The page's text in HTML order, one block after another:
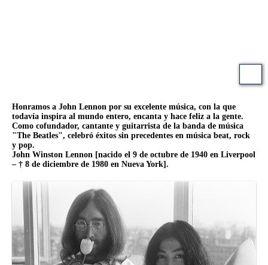
Honramos a John Lennon por su excelente música, con la que
todavía inspira al mundo entero, encanta y hace feliz a la gente.
Como cofundador, cantante y guitarrista de la banda de música
"The Beatles", celebró éxitos sin precedentes en música beat, rock
y pop.
John Winston Lennon [nacido el 9 de octubre de 1940 en Liverpool
– † 8 de diciembre de 1980 en Nueva York].